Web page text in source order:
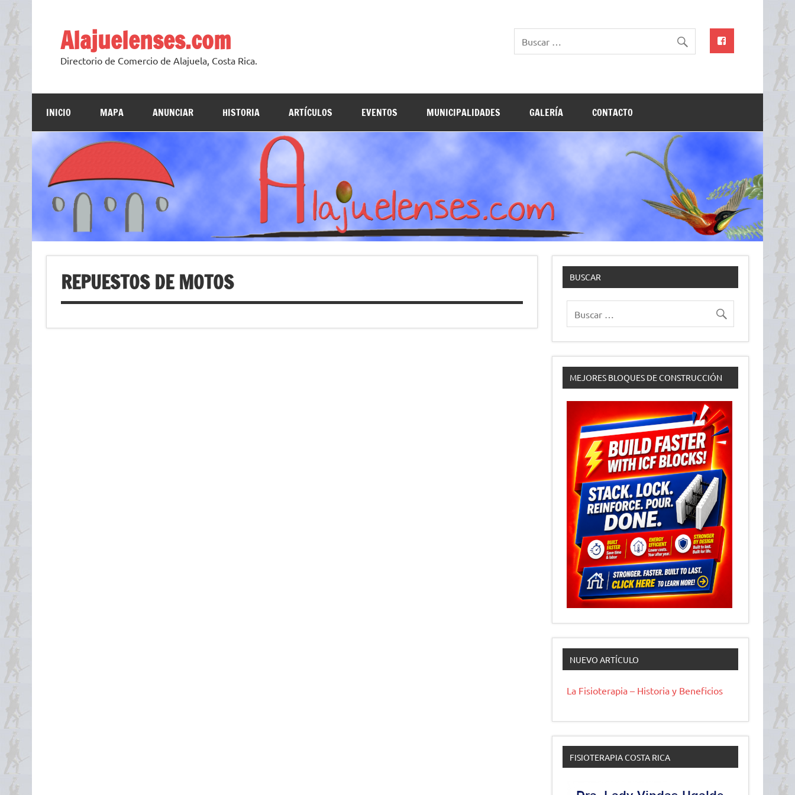
Skip
content
Alajuelenses.com
Directorio de Comercio de Alajuela, Costa Rica.
INICIO MAPA ANUNCIAR HISTORIA ARTÍCULOS EVENTOS MUNICIPALIDADES GALERÍA CONTACTO
REPUESTOS DE MOTOS BUSCAR
MEJORES BLOQUES DE CONSTRUCCIÓN
NUEVO ARTÍCULO
La Fisioterapia – Historia y Beneficios
FISIOTERAPIA COSTA RICA